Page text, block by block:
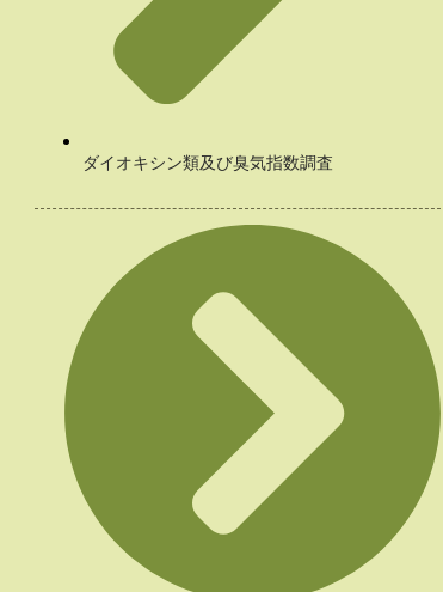
ダイオキシン類及び臭気指数調査